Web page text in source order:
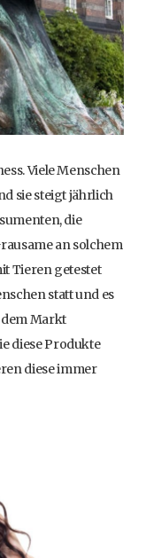
Viele Menschen
sie steigt jährlich
die
an solchem
Tieren getestet
statt und es
dem Markt
diese Produkte
diese immer